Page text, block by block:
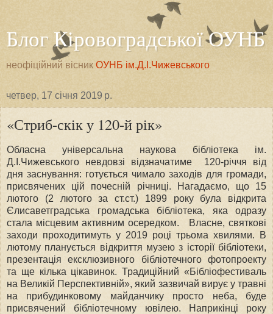
Блог Кіровоградської ОУНБ
неофіційний вісник ОУНБ ім.Д.І.Чижевського
четвер, 17 січня 2019 р.
«Стриб-скік у 120-й рік»
Обласна універсальна наукова бібліотека ім.
Д.І.Чижевського невдовзі відзначатиме 120-річчя від
дня заснування: готується чимало заходів для громади,
присвячених цій почесній річниці. Нагадаємо, що 15
лютого (2 лютого за ст.ст.) 1899 року була відкрита
Єлисаветградська громадська бібліотека, яка одразу
стала місцевим активним осередком. Власне, святкові
заходи проходитимуть у 2019 році трьома хвилями. В
лютому планується відкриття музею з історії бібліотеки,
презентація ексклюзивного бібліотечного фотопроекту
та ще кілька цікавинок. Традиційний «Бібліофестиваль
на Великій Перспективній», який зазвичай вирує у травні
на прибудинковому майданчику просто неба, буде
присвячений бібліотечному ювілею. Наприкінці року